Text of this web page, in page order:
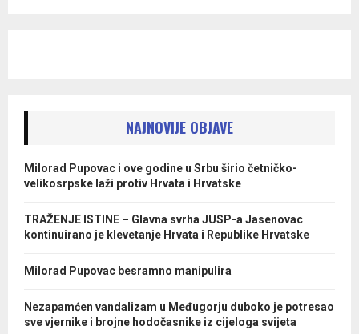
NAJNOVIJE OBJAVE
Milorad Pupovac i ove godine u Srbu širio četničko-
velikosrpske laži protiv Hrvata i Hrvatske
TRAŽENJE ISTINE – Glavna svrha JUSP-a Jasenovac
kontinuirano je klevetanje Hrvata i Republike Hrvatske
Milorad Pupovac besramno manipulira
Nezapamćen vandalizam u Međugorju duboko je potresao
sve vjernike i brojne hodočasnike iz cijeloga svijeta